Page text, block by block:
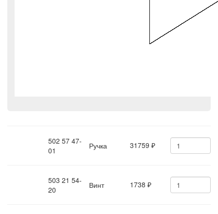
502 57 47-
01
Ручка 31759 ₽
503 21 54-
20
Винт 1738 ₽